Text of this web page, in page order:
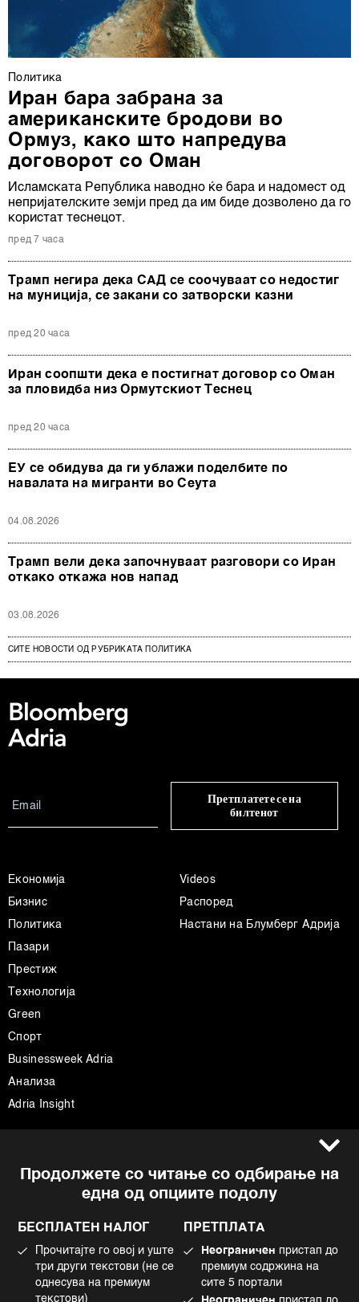
Политика
Иран бара забрана за
американските бродови во
Ормуз, како што напредува
договорот со Оман
Исламската Република наводно ќе бара и надомест од
непријателските земји пред да им биде дозволено да го
користат теснецот.
пред 7 часа
Трамп негира дека САД се соочуваат со недостиг
на муниција, се закани со затворски казни
пред 20 часа
Иран соопшти дека е постигнат договор со Оман
за пловидба низ Ормутскиот Теснец
пред 20 часа
ЕУ се обидува да ги ублажи поделбите по
навалата на мигранти во Сеута
04.08.2026
Трамп вели дека започнуваат разговори со Иран
откако откажа нов напад
03.08.2026
СИТЕ НОВОСТИ ОД РУБРИКАТА ПОЛИТИКА
Продолжете со читање со одбирање на
една од опциите подолу
БЕСПЛАТЕН НАЛОГ
Прочитајте го овој и уште
три други текстови (не се
однесува на премиум
текстови)
ПРЕТПЛАТА
Неограничен пристап до
премиум содржина на
сите 5 портали
Претплатете се на
билтенот
Економија
Бизнис
Политика
Пазари
Престиж
Технологија
Green
Спорт
Businessweek Adria
Анализа
Adria Insight
Videos
Распоред
Настани на Блумберг Адрија
Импресум
Политика на приватност
Политика за колачиња
Употреба на вештачка интелигенција
Facebook
Instagram
Twitter
Tiktok